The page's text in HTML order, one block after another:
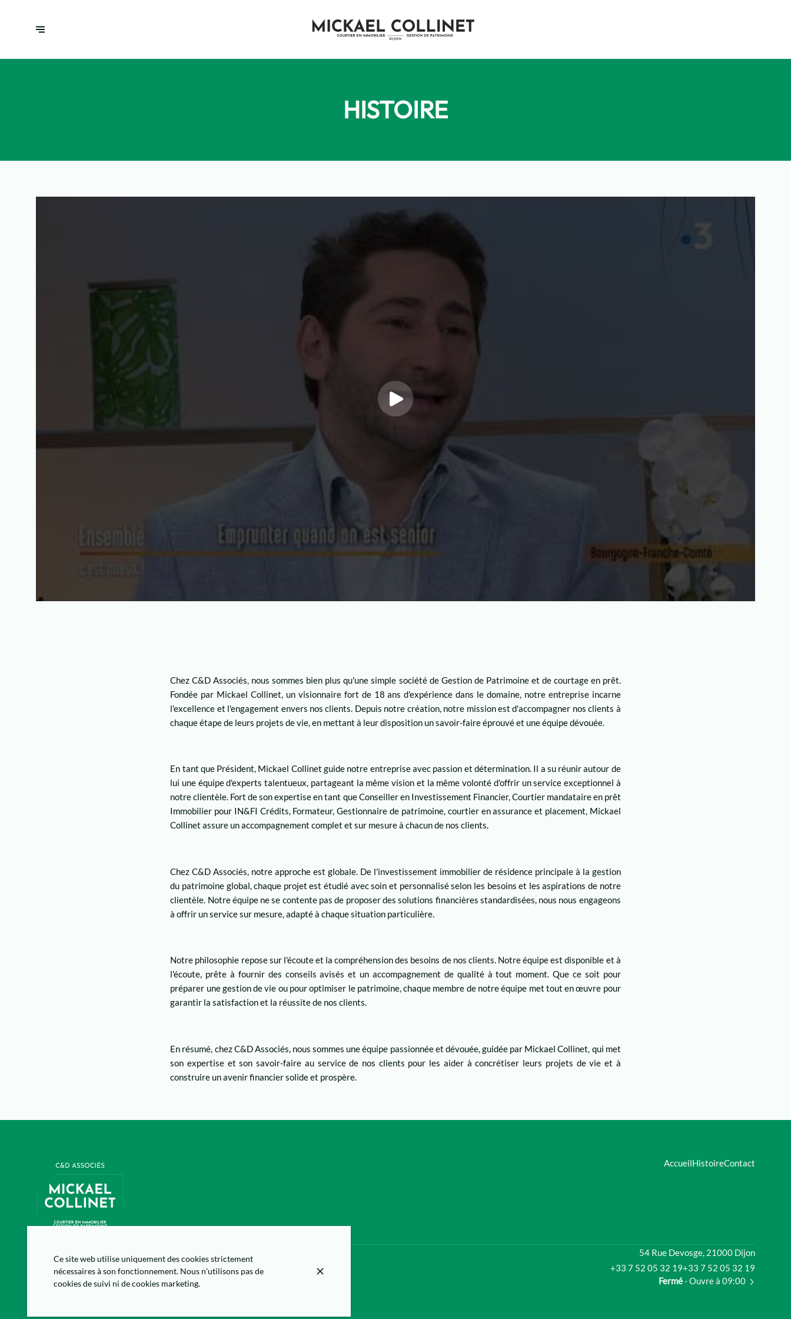
HISTOIRE
Chez C&D Associés, nous sommes bien plus qu'une simple société de Gestion de Patrimoine et de courtage en prêt.
Fondée par Mickael Collinet, un visionnaire fort de 18 ans d'expérience dans le domaine, notre entreprise incarne
l'excellence et l'engagement envers nos clients. Depuis notre création, notre mission est d'accompagner nos clients à
chaque étape de leurs projets de vie, en mettant à leur disposition un savoir-faire éprouvé et une équipe dévouée.
En tant que Président, Mickael Collinet guide notre entreprise avec passion et détermination. Il a su réunir autour de
lui une équipe d'experts talentueux, partageant la même vision et la même volonté d'offrir un service exceptionnel à
notre clientèle. Fort de son expertise en tant que Conseiller en Investissement Financier, Courtier mandataire en prêt
Immobilier pour IN&FI Crédits, Formateur, Gestionnaire de patrimoine, courtier en assurance et placement, Mickael
Collinet assure un accompagnement complet et sur mesure à chacun de nos clients.
Chez C&D Associés, notre approche est globale. De l'investissement immobilier de résidence principale à la gestion
du patrimoine global, chaque projet est étudié avec soin et personnalisé selon les besoins et les aspirations de notre
clientèle. Notre équipe ne se contente pas de proposer des solutions financières standardisées, nous nous engageons
à offrir un service sur mesure, adapté à chaque situation particulière.
Notre philosophie repose sur l'écoute et la compréhension des besoins de nos clients. Notre équipe est disponible et à
l'écoute, prête à fournir des conseils avisés et un accompagnement de qualité à tout moment. Que ce soit pour
préparer une gestion de vie ou pour optimiser le patrimoine, chaque membre de notre équipe met tout en œuvre pour
garantir la satisfaction et la réussite de nos clients.
En résumé, chez C&D Associés, nous sommes une équipe passionnée et dévouée, guidée par Mickael Collinet, qui met
son expertise et son savoir-faire au service de nos clients pour les aider à concrétiser leurs projets de vie et à
construire un avenir financier solide et prospère.
AccueilHistoireContact
54 Rue Devosge, 21000 Dijon
+33 7 52 05 32 19+33 7 52 05 32 19
Fermé- Ouvre à 09:00
Ce site web utilise uniquement des cookies strictement
nécessaires à son fonctionnement. Nous n'utilisons pas de
cookies de suivi ni de cookies marketing.